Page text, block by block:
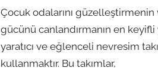
Çocuk odalarını güzelleştirmenin
gücünü canlandırmanın en keyifli
yaratıcı ve eğlenceli nevresim
kullanmaktır. Bu takımlar,